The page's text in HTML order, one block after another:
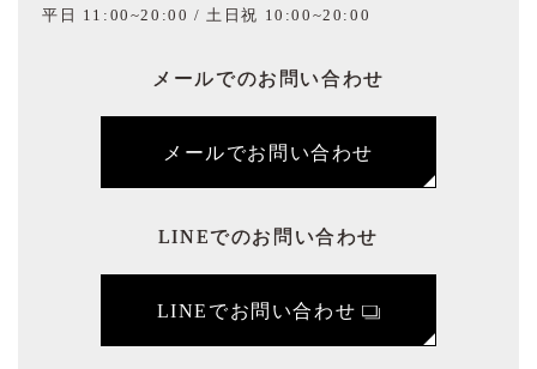
平日 11:00~20:00 / 土日祝 10:00~20:00
メールでのお問い合わせ
メールでお問い合わせ
LINEでのお問い合わせ
LINEでお問い合わせ